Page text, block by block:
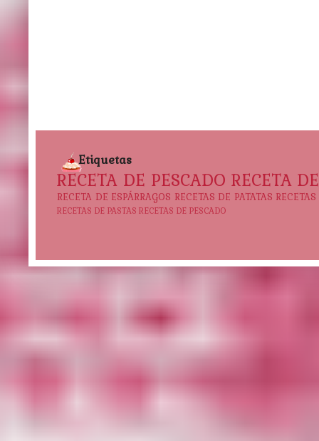
Etiquetas
RECETA DE PESCADO RECETA
RECETA DE ESPÁRRAGOS RECETAS DE PATATAS
RECETAS DE PASTAS RECETAS DE PESCADO